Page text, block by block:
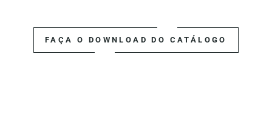
FAÇA O DOWNLOAD DO CATÁLOGO